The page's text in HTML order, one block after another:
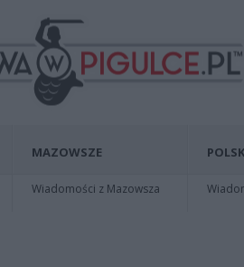
MAZOWSZE
Wiadomości z Mazowsza